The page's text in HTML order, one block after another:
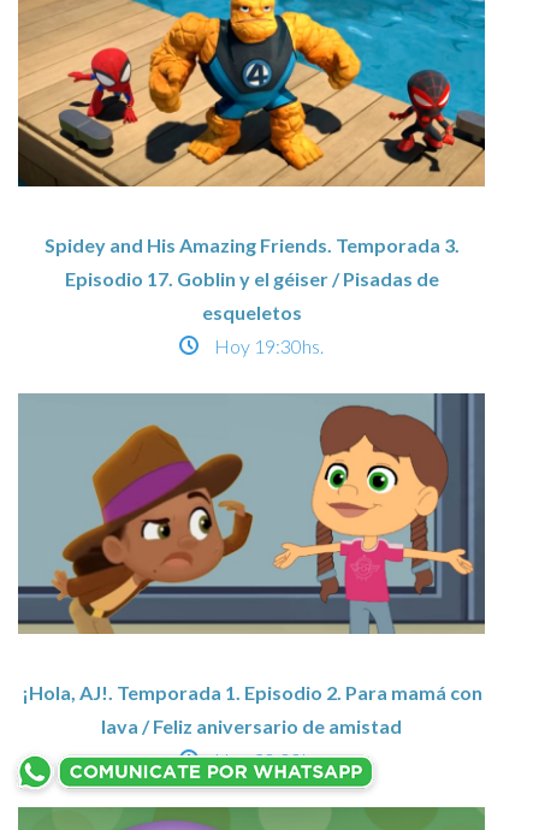
Spidey and His Amazing Friends. Temporada 3.
Episodio 17. Goblin y el géiser / Pisadas de
esqueletos
Hoy 19:30hs.
¡Hola, AJ!. Temporada 1. Episodio 2. Para mamá con
lava / Feliz aniversario de amistad
Hoy20:00hs.